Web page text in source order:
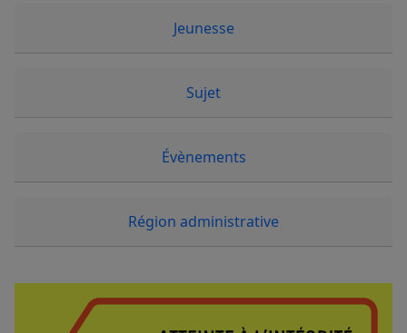
Jeunesse
Sujet
Évènements
Région administrative